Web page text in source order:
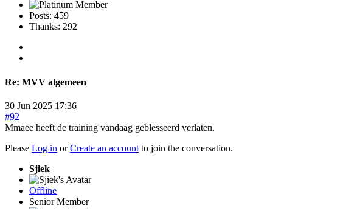
Posts: 459
Thanks: 292
Re: MVV algemeen
30 Jun 2025 17:36
#92
Mmaee heeft de training vandaag geblesseerd verlaten.
Please Log in orCreate an account to join the conversation.
Sjiek
Offline
Senior Member